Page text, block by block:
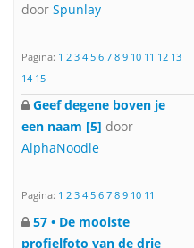
door Spunlay
Pagina: 1 2 3 4 5 6 7 8 9 10 11 12 13
14 15
Geef degene boven je
een naam [5] door
AlphaNoodle
Pagina: 1 2 3 4 5 6 7 8 9 10 11
57 • De mooiste
profielfoto van de drie